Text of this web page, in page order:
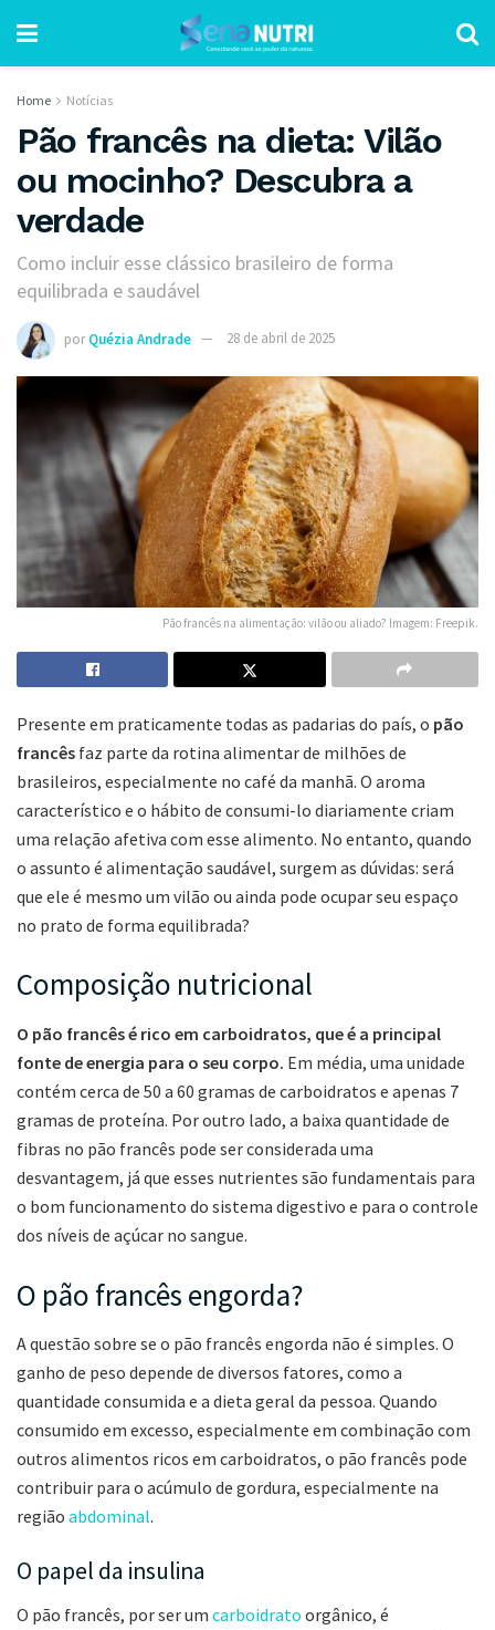
Home Notícias
Pão francês na dieta: Vilão
ou mocinho? Descubra a
verdade
Como incluir esse clássico brasileiro de forma
equilibrada e saudável
por Quézia Andrade 28 de abril de 2025
Pão francês na alimentação: vilão ou aliado? Imagem: Freepik.
Presente em praticamente todas as padarias do país, o pão
francês faz parte da rotina alimentar de milhões de
brasileiros, especialmente no café da manhã. O aroma
característico e o hábito de consumi-lo diariamente criam
uma relação afetiva com esse alimento. No entanto, quando
o assunto é alimentação saudável, surgem as dúvidas: será
que ele é mesmo um vilão ou ainda pode ocupar seu espaço
no prato de forma equilibrada?
Composição nutricional
O pão francês é rico em carboidratos, que é a principal
fonte de energia para o seu corpo. Em média, uma unidade
contém cerca de 50 a 60 gramas de carboidratos e apenas 7
gramas de proteína. Por outro lado, a baixa quantidade de
fibras no pão francês pode ser considerada uma
desvantagem, já que esses nutrientes são fundamentais para
o bom funcionamento do sistema digestivo e para o controle
dos níveis de açúcar no sangue.
O pão francês engorda?
A questão sobre se o pão francês engorda não é simples. O
ganho de peso depende de diversos fatores, como a
quantidade consumida e a dieta geral da pessoa. Quando
consumido em excesso, especialmente em combinação com
outros alimentos ricos em carboidratos, o pão francês pode
contribuir para o acúmulo de gordura, especialmente na
região abdominal.
O papel da insulina
O pão francês, por ser um carboidrato orgânico, é